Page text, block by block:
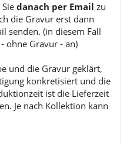
danach per Email zu
die Gravur erst dann
senden. (in diesem Fall
ohne Gravur - an)
und die Gravur geklärt,
konkretisiert und die
ist die Lieferzeit
Je nach Kollektion kann